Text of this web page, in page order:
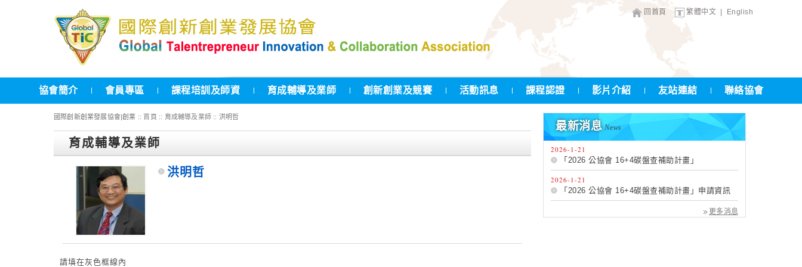
回首頁 繁體中文 English
協會簡介 會員專區 課程培訓及師資 育成輔導及業師 創新創業及競賽 活動訊息 課程認證 影片介紹 友站連結 聯絡協會
國際創新創業發展協會|創業 ::首頁 :: 育成輔導及業師 :: 洪明哲
育成輔導及業師
洪明哲
請填在灰色框線內
最新消息 News
2026-1-21
「2026 公協會 16+4碳盤查補助計畫」
2026-1-21
「2026 公協會 16+4碳盤查補助計畫」申請資訊
更多消息